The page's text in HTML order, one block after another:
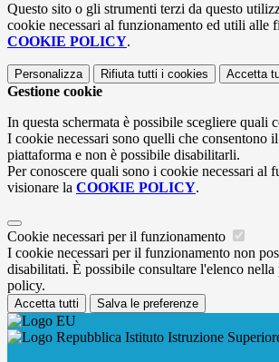
Questo sito o gli strumenti terzi da questo
cookie necessari al funzionamento ed utili alle
COOKIE POLICY.
Personalizza Rifiuta tutti i cookies Accetta
Gestione cookie
In questa schermata è possibile scegliere quali
I cookie necessari sono quelli che consentono
piattaforma e non è possibile disabilitarli.
Per conoscere quali sono i cookie necessari al
visionare la COOKIE POLICY.
Cookie necessari per il funzionamento
I cookie necessari per il funzionamento non
disabilitati. È possibile consultare l'elenco
policy.
Accetta tutti Salva le preferenze
Istituto Istruzione